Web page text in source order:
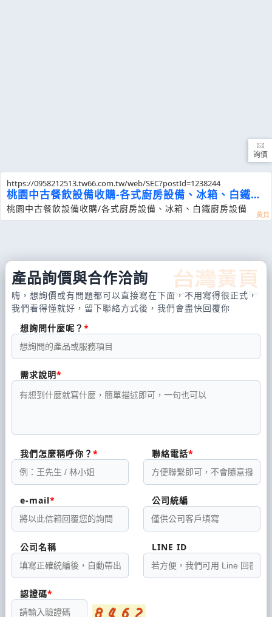
https://0958212513.tw66.com.tw/web/SEC?postId=1238244
桃園中古餐飲設備收購-各式廚房設備、冰箱、白鐵設
備
桃園中古餐飲設備收購/各式廚房設備、冰箱、白鐵廚房設備
產品詢價與合作洽詢
嗨，想詢價或有問題都可以直接寫在下面，不用寫得很正式，
我們看得懂就好，留下聯絡方式後，我們會盡快回覆你
想詢問什麼呢？
需求說明
我們怎麼稱呼你？ 聯絡電話
e-mail 公司統編
公司名稱 LINE ID
認證碼
詢價